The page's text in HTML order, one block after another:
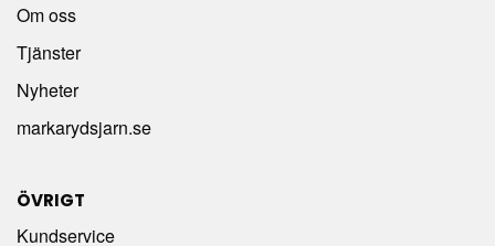
Om oss
Tjänster
Nyheter
markarydsjarn.se
ÖVRIGT
Kundservice